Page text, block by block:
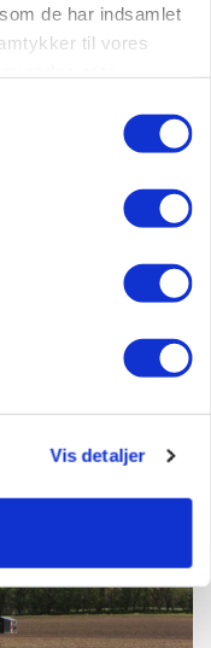
de har indsamlet
til vores
Vis detaljer
og